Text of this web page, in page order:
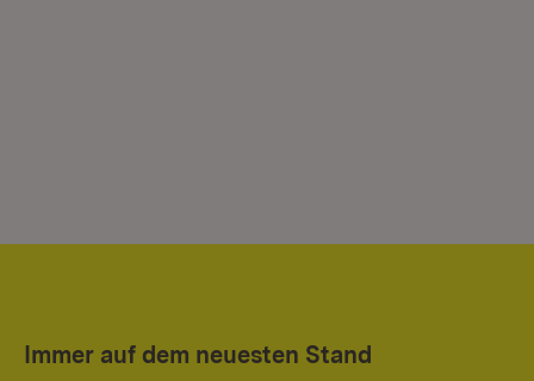
Immer auf dem neuesten Stand